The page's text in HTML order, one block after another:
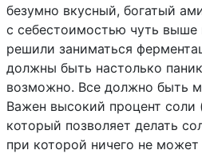
безумно вкусный, богатый
с себестоимостью чуть выше
решили заниматься
должны быть настолько
возможно. Все должно быть
Важен высокий процент соли
который позволяет делать
при которой ничего не может